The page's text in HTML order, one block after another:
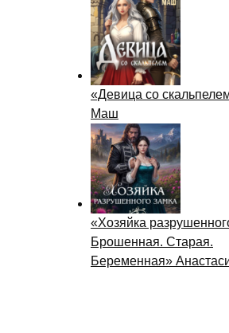
«Девица со
Маш
«Хозяйка
Брошенная. Старая.
Беременная»